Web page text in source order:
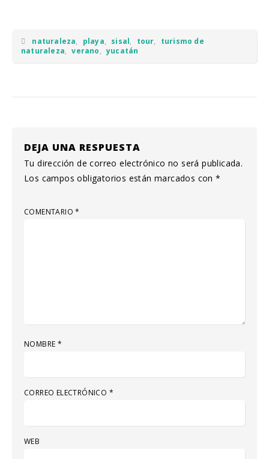
naturaleza, playa, sisal, tour,
turismo de
naturaleza, verano, yucatán
DEJA UNA RESPUESTA
Tu dirección de correo electrónico no será publicada.
Los campos obligatorios están marcados con*
COMENTARIO*
NOMBRE *
CORREO ELECTRÓNICO *
WEB